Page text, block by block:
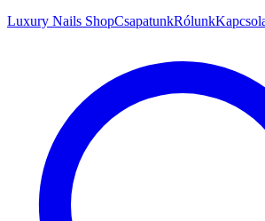
Luxury Nails ShopCsapatunkRólunk